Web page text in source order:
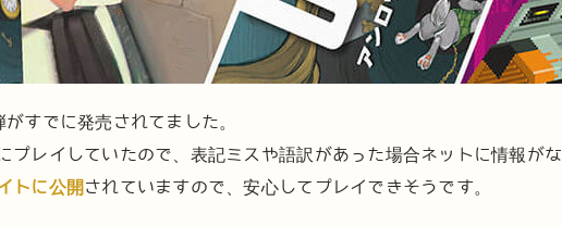
すでに発売されてました。
プレイしていたので、表記ミスや語訳があった場合ネットに情報が
トに公開 されていますので、安心してプレイできそうです。